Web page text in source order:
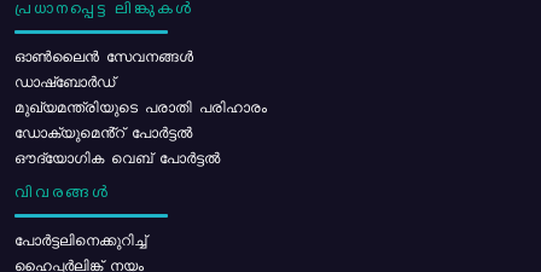
പ്രധാനപ്പെട്ട ലിങ്കുകൾ
ഓൺലൈൻ സേവനങ്ങൾ
ഡാഷ്ബോർഡ്
മുഖ്യമന്ത്രിയുടെ പരാതി പരിഹാരം
ഡോക്യുമെൻ്റ് പോർട്ടൽ
ഔദ്യോഗിക വെബ് പോർട്ടൽ
വിവരങ്ങൾ
പോര്‍ട്ടലിനെക്കുറിച്ച്
ഹൈപ്പർലിങ്ക് നയം